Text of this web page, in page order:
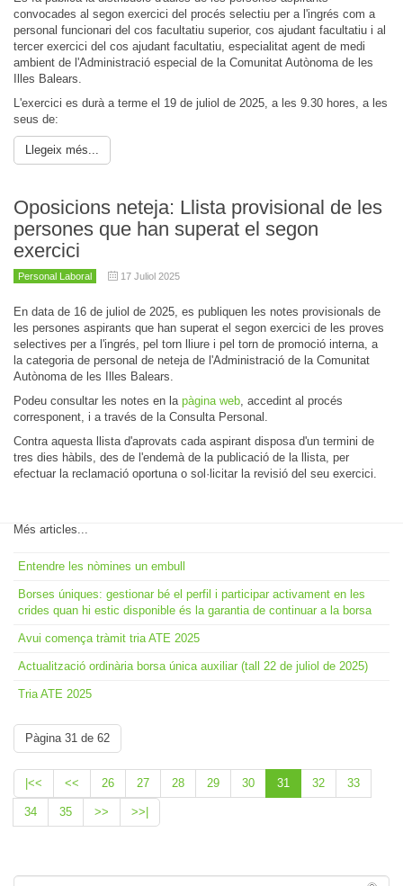
convocades al segon exercici del procés selectiu per a l'ingrés com a
personal funcionari del cos facultatiu superior, cos ajudant facultatiu i al
tercer exercici del cos ajudant facultatiu, especialitat agent de medi
ambient de l'Administració especial de la Comunitat Autònoma de les
Illes Balears.
L'exercici es durà a terme el 19 de juliol de 2025, a les 9.30 hores, a les
seus de:
Llegeix més...
Oposicions neteja: Llista provisional de les
persones que han superat el segon
exercici
Personal Laboral 17 Juliol 2025
En data de 16 de juliol de 2025, es publiquen les notes provisionals de
les persones aspirants que han superat el segon exercici de les proves
selectives per a l'ingrés, pel torn lliure i pel torn de promoció interna, a
la categoria de personal de neteja de l'Administració de la Comunitat
Autònoma de les Illes Balears.
Podeu consultar les notes en la pàgina web, accedint al procés
corresponent, i a través de la Consulta Personal.
Contra aquesta llista d'aprovats cada aspirant disposa d'un termini de
tres dies hàbils, des de l'endemà de la publicació de la llista, per
efectuar la reclamació oportuna o sol·licitar la revisió del seu exercici.
Més articles...
Entendre les nòmines un embull
Borses úniques: gestionar bé el perfil i participar activament en les
crides quan hi estic disponible és la garantia de continuar a la borsa
Avui comença tràmit tria ATE 2025
Actualització ordinària borsa única auxiliar (tall 22 de juliol de 2025)
Tria ATE 2025
Pàgina 31 de 62
|<< << 26 27 28 29 30 31 32 33
34 35 >> >>|